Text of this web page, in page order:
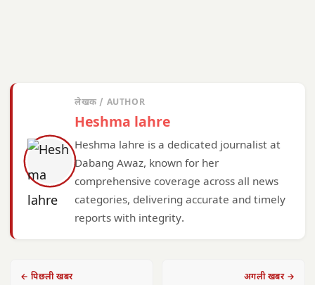
लेखक / AUTHOR
Heshma lahre
Heshma lahre is a dedicated journalist at
Dabang Awaz, known for her
comprehensive coverage across all news
categories, delivering accurate and timely
reports with integrity.
← पिछली खबर अगली खबर →